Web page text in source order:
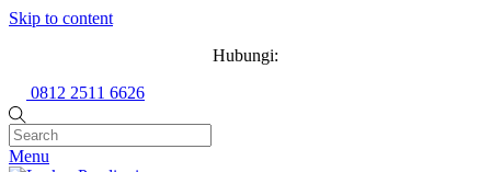
Skip to content
Hubungi:
0812 2511 6626
Menu